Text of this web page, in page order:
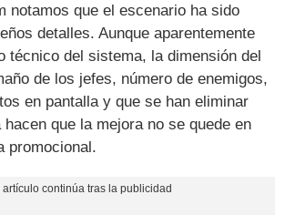
notamos que el escenario ha sido
detalles. Aunque aparentemente
técnico del sistema, la dimensión del
de los jefes, número de enemigos,
en pantalla y que se han eliminar
que la mejora no se quede en
promocional.